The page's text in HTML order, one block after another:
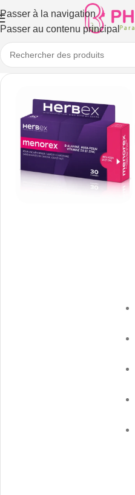
Passer à la navigation
Passer au contenu principal